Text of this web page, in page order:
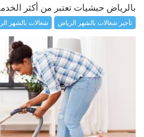
بالرياض حبشيات تعتبر من أكثر
تأجير شغالات بالشهر الرياض شغالات بالشهر